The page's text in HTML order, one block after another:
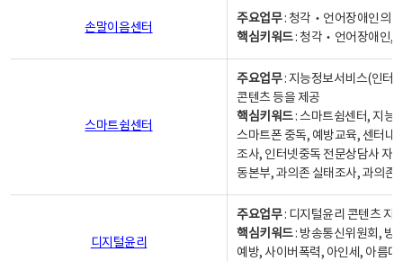
손말이음센터
주요업무: 청각‧언어장애인의
핵심키워드: 청각‧언어장애인,
스마트쉼센터
주요업무: 지능정보서비스(인터
콘텐츠 등을 제공
핵심키워드: 스마트쉼센터, 지능
스마트폰 중독, 예방교육, 센터내
조사, 인터넷중독 전문상담사 자
동본부, 과의존 실태조사, 과의존
디지털윤리
주요업무: 디지털윤리 콘텐츠 지
핵심키워드: 방송통신위원회, 방
예방, 사이버폭력, 아인세, 아름